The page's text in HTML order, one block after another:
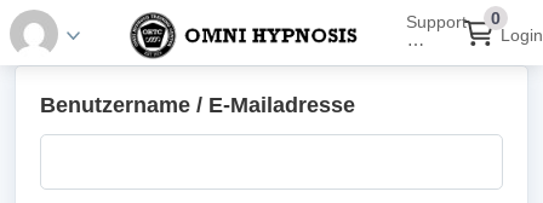
Support
⋯
0
Login
Benutzername / E-Mailadresse